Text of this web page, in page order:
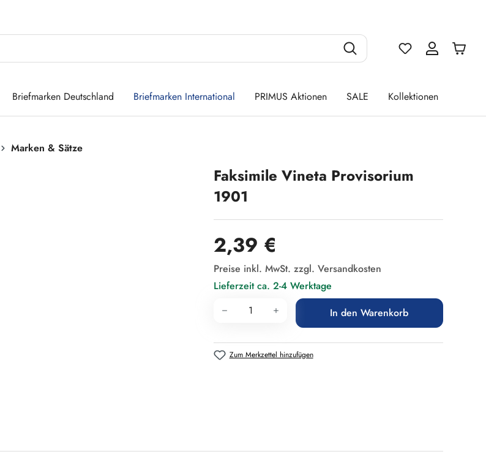
Du hast 0
Briefmarken Deutschland Briefmarken International PRIMUS Aktionen SALE Kollektionen
Marken & Sätze
Faksimile Vineta Provisorium
1901
Regulärer Preis:
2,39 €
Preise inkl. MwSt. zzgl. Versandkosten
Lieferzeit ca. 2-4 Werktage
Produkt Anzahl: Gib den gewünschten
In den Warenkorb
Zum Merkzettel hinzufügen